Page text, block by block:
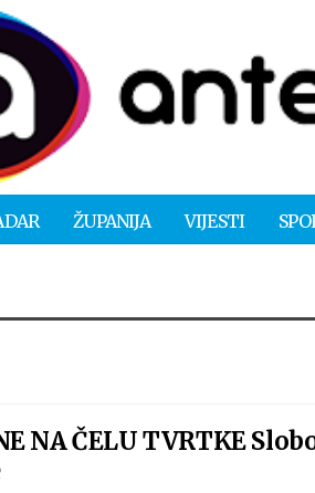
ŽUPANIJA VIJESTI
NA ČELU TVRTKE